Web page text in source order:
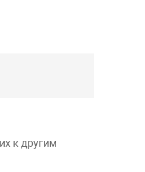
к другим